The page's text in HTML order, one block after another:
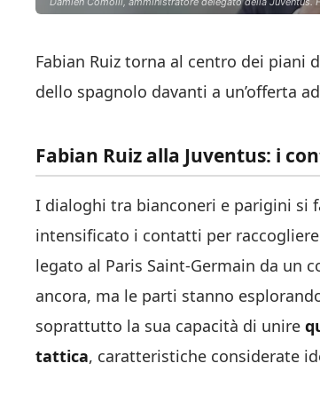
Fabian Ruiz torna al centro dei piani
dello spagnolo davanti a un’offerta
Fabian Ruiz alla Juventus: i
I dialoghi tra bianconeri e parigini si
intensificato i contatti per
legato al Paris Saint-Germain da un
ancora, ma le parti stanno
soprattutto la sua capacità di unire
tattica, caratteristiche considerate